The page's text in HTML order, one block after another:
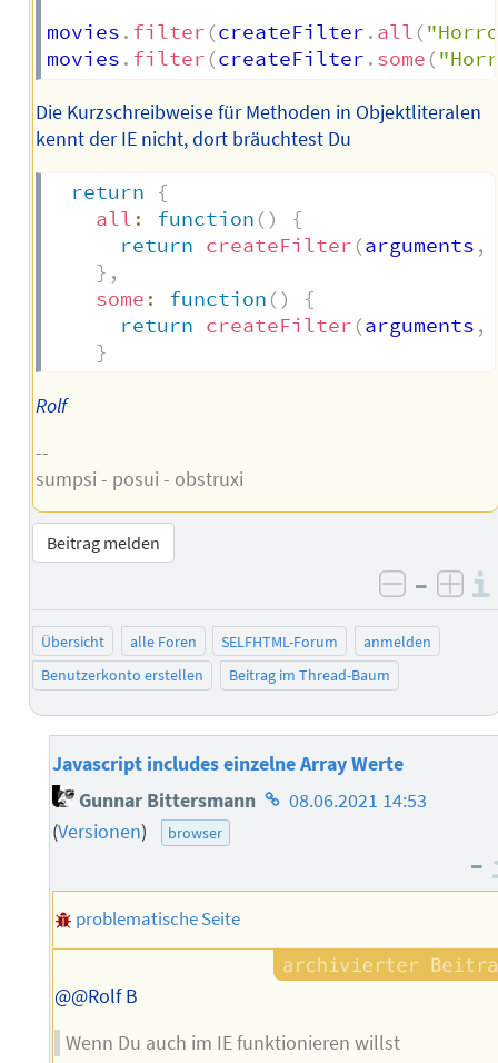
movies . filter (createFilter . all (
movies . filter (createFilter . some (
Die Kurzschreibweise für Methoden in Objektliteralen
kennt der IE nicht, dort bräuchtest Du
return
{
all : function ()
{
return createFilter (arguments ,
} ,
some : function ()
{
return createFilter (arguments ,
}
Rolf
--
sumpsi - posui - obstruxi
Beitrag melden
negativ
–
Übersicht alle Foren SELFHTML-Forum
anmelden
Benutzerkonto erstellen
Beitrag im Thread-Baum
Javascript includes einzelne Array Werte
Gunnar Bittersmann Homepage
08.06.2021 14:53
(Versionen) browser
–
problematische Seite
@@Rolf B
Wenn Du auch im IE funktionieren willst